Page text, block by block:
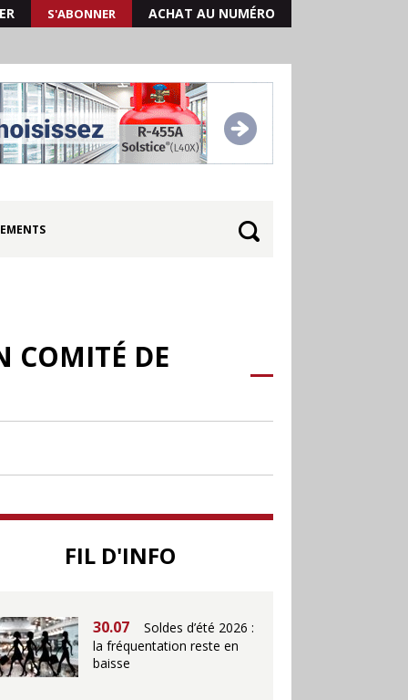
S'ABONNER ACHAT AU NUMÉRO
COMITÉ DE
FIL D'INFO
30.06
Canicule : les
soutenir le commerce
magasin à La Défense
30.07
Soldes d’été 2026 :
la fréquentation reste en
baisse